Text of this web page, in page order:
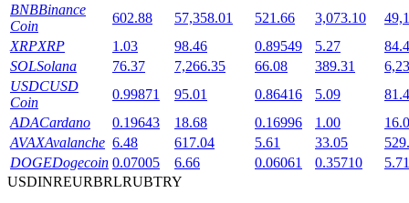
เงินกู้
บริการยืมเงินที่ได้รับการสนับสนุนจาก Crypto
BNBBinance
Coin
602.88 57,358.01 521.66 3,073.10
XRPXRP 1.03 98.46 0.89549 5.27
SOLSolana 76.37 7,266.35 66.08 389.31
USDCUSD
Coin
0.99871 95.01 0.86416 5.09
ADACardano 0.19643 18.68 0.16996 1.00
AVAXAvalanche 6.48 617.04 5.61 33.05
DOGEDogecoin 0.07005 6.66 0.06061 0.35710
5.71
USDINREURBRLRUBTRY